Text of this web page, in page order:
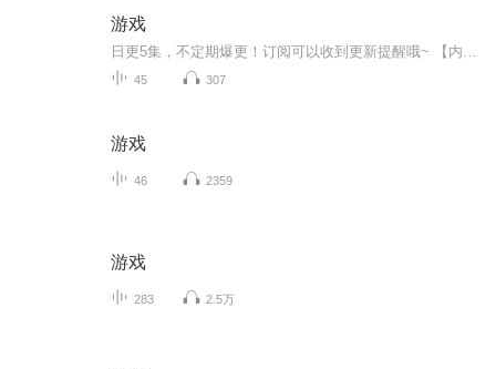
游戏
45 307
游戏
46 2359
游戏
283 2.5万